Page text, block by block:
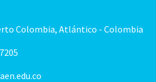
Colombia, Atlántico - Colombia